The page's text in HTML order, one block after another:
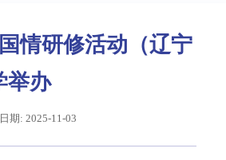
情研修活动（辽宁
举办
期: 2025-11-03